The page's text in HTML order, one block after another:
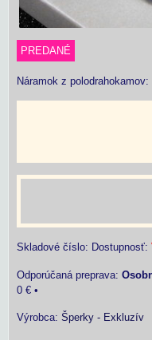
PREDANÉ
Náramok z
Skladové číslo: Dostupnosť:
0 € •
Výrobca: Šperky - Exkluzív